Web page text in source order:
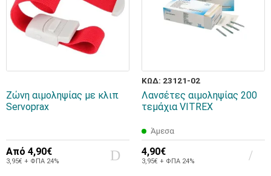
Ζώνη αιμοληψίας με κλιπ
Servoprax
Από 4,90€
3,95€ + ΦΠΑ 24%
ΚΩΔ: 23121-02
Λανσέτες αιμοληψίας 200
τεμάχια VITREX
Άμεσα
4,90€
3,95€ + ΦΠΑ 24%